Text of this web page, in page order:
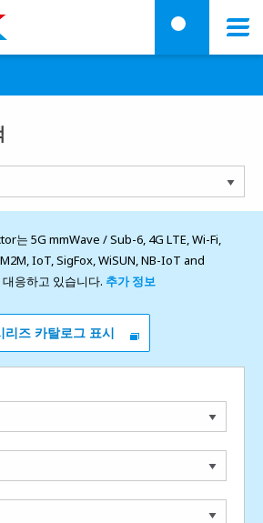
검색
는 5G mmWave / Sub-6, 4G LTE, Wi-Fi,
IoT, SigFox, WiSUN, NB-IoT and
응하고 있습니다. 추가 정보
리즈 카탈로그 표시